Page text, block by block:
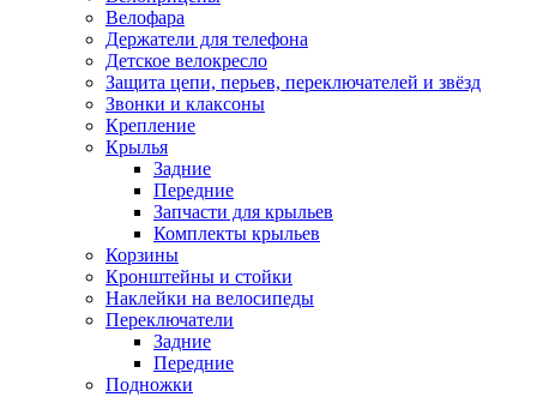
Велофара
Держатели для телефона
Детское велокресло
Защита цепи, перьев, переключателей и звёзд
Звонки и клаксоны
Крепление
Крылья
Задние
Передние
Запчасти для крыльев
Комплекты крыльев
Корзины
Кронштейны и стойки
Наклейки на велосипеды
Переключатели
Задние
Передние
Подножки